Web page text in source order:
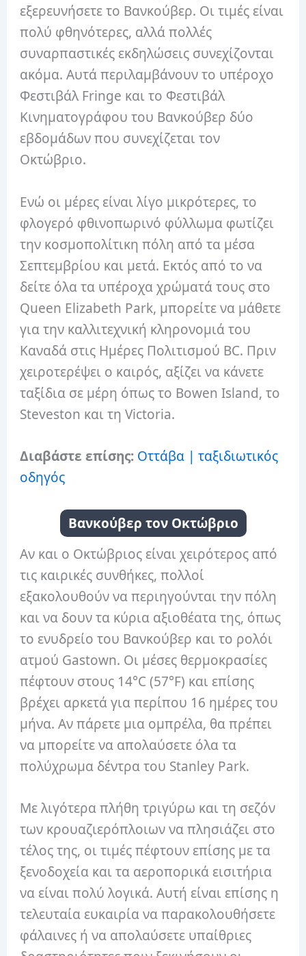
εξερευνήσετε το Βανκούβερ. Οι τιμές είναι
πολύ φθηνότερες, αλλά πολλές
συναρπαστικές εκδηλώσεις συνεχίζονται
ακόμα. Αυτά περιλαμβάνουν το υπέροχο
Φεστιβάλ Fringe και το Φεστιβάλ
Κινηματογράφου του Βανκούβερ δύο
εβδομάδων που συνεχίζεται τον
Οκτώβριο.
Ενώ οι μέρες είναι λίγο μικρότερες, το
φλογερό φθινοπωρινό φύλλωμα φωτίζει
την κοσμοπολίτικη πόλη από τα μέσα
Σεπτεμβρίου και μετά. Εκτός από το να
δείτε όλα τα υπέροχα χρώματά τους στο
Queen Elizabeth Park, μπορείτε να μάθετε
για την καλλιτεχνική κληρονομιά του
Καναδά στις Ημέρες Πολιτισμού BC. Πριν
χειροτερέψει ο καιρός, αξίζει να κάνετε
ταξίδια σε μέρη όπως το Bowen Island, το
Steveston και τη Victoria.
Διαβάστε επίσης: Οττάβα | ταξιδιωτικός
οδηγός
Βανκούβερ τον Οκτώβριο
Αν και ο Οκτώβριος είναι χειρότερος από
τις καιρικές συνθήκες, πολλοί
εξακολουθούν να περιηγούνται την πόλη
και να δουν τα κύρια αξιοθέατα της, όπως
το ενυδρείο του Βανκούβερ και το ρολόι
ατμού Gastown. Οι μέσες θερμοκρασίες
πέφτουν στους 14°C (57°F) και επίσης
βρέχει αρκετά για περίπου 16 ημέρες του
μήνα. Αν πάρετε μια ομπρέλα, θα πρέπει
να μπορείτε να απολαύσετε όλα τα
πολύχρωμα δέντρα του Stanley Park.
Με λιγότερα πλήθη τριγύρω και τη σεζόν
των κρουαζιερόπλοιων να πλησιάζει στο
τέλος της, οι τιμές πέφτουν επίσης με τα
ξενοδοχεία και τα αεροπορικά εισιτήρια
να είναι πολύ λογικά. Αυτή είναι επίσης η
τελευταία ευκαιρία να παρακολουθήσετε
φάλαινες ή να απολαύσετε υπαίθριες